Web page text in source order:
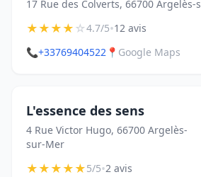
17 Rue des Colverts, 66700
★★★★☆4.7/5•12 avis
📞+33769404522 📍 Google Maps
L'essence des sens
4 Rue Victor Hugo, 66700 Argelès-
sur-Mer
★★★★★5/5•2 avis